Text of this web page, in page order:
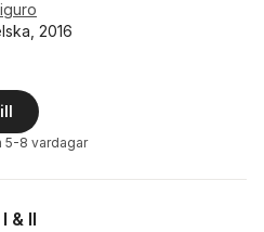
2016
Totalt antal röster:
5-8 vardagar
& II